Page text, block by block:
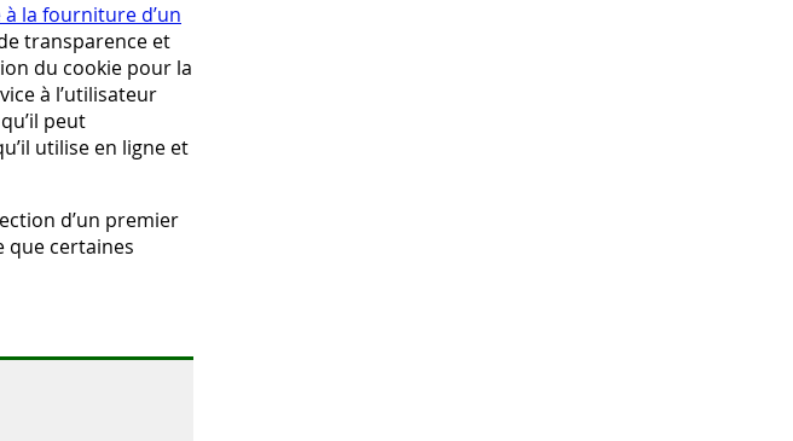
à la fourniture d’un
transparence et
du cookie pour la
à l’utilisateur
peut
utilise en ligne et
d’un premier
que certaines